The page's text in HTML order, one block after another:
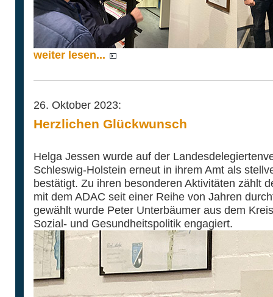
weiter lesen...
26. Oktober 2023:
Herzlichen Glückwunsch
Helga Jessen wurde auf der
Schleswig-Holstein erneut in ihrem Amt als
bestätigt. Zu ihren besonderen Aktivitäten zählt
mit dem ADAC seit einer Reihe von Jahren
gewählt wurde Peter Unterbäumer aus dem
Sozial- und Gesundheitspolitik engagiert.